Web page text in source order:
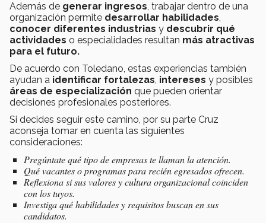
Además de generar ingresos, trabajar dentro de una
organización permite desarrollar habilidades,
conocer diferentes industrias y descubrir qué
actividades o especialidades resultan más atractivas
para el futuro.
De acuerdo con Toledano, estas experiencias también
ayudan a identificar fortalezas, intereses y posibles
áreas de especialización que pueden orientar
decisiones profesionales posteriores.
Si decides seguir este camino, por su parte Cruz
aconseja tomar en cuenta las siguientes
consideraciones:
Pregúntate qué tipo de empresas te llaman la atención.
Qué vacantes o programas para recién egresados ofrecen.
Reflexiona si sus valores y cultura organizacional coinciden
con los tuyos.
Investiga qué habilidades y requisitos buscan en sus
candidatos.